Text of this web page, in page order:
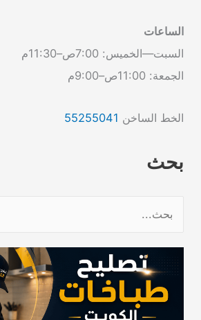
الساعات
السبت—الخميس: 7:00ص–11:30م
الجمعة: 11:00ص–9:00م
الخط الساخن 55255041
بحث